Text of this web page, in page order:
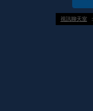
視訊聊天室 ：